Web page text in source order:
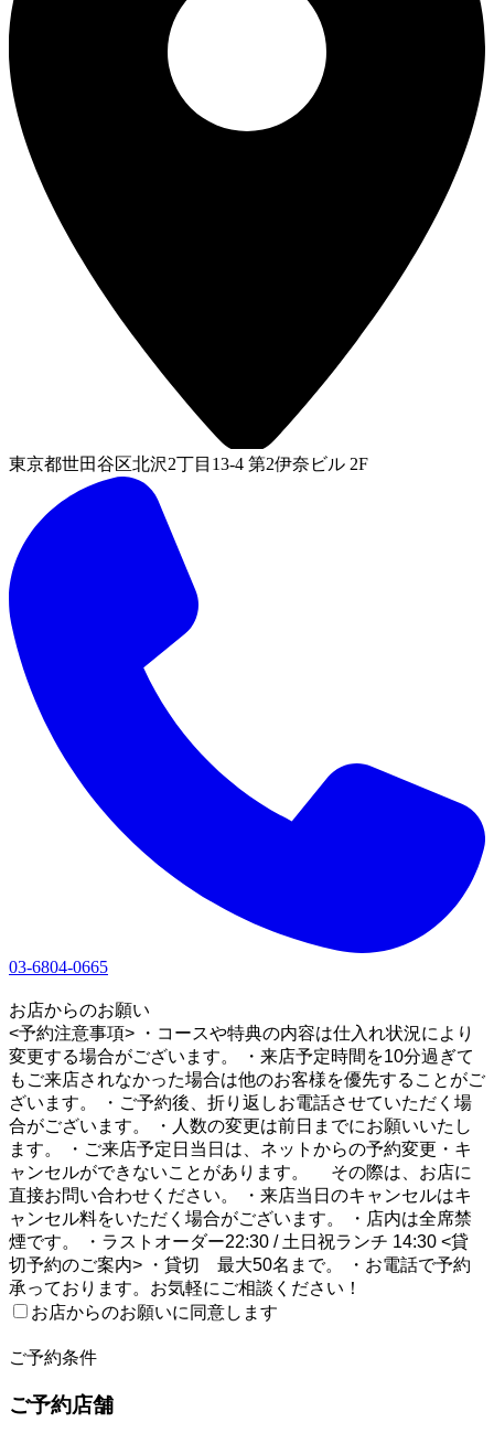
東京都世田谷区北沢2丁目13-4 第2伊奈ビル 2F
03-6804-0665
お店からのお願い
<予約注意事項> ・コースや特典の内容は仕入れ状況により
変更する場合がございます。 ・来店予定時間を10分過ぎて
もご来店されなかった場合は他のお客様を優先することがご
ざいます。 ・ご予約後、折り返しお電話させていただく場
合がございます。 ・人数の変更は前日までにお願いいたし
ます。 ・ご来店予定日当日は、ネットからの予約変更・キ
ャンセルができないことがあります。 その際は、お店に
直接お問い合わせください。 ・来店当日のキャンセルはキ
ャンセル料をいただく場合がございます。 ・店内は全席禁
煙です。 ・ラストオーダー22:30 / 土日祝ランチ 14:30 <貸
切予約のご案内> ・貸切 最大50名まで。 ・お電話で予約
承っております。お気軽にご相談ください！
お店からのお願いに同意します
ご予約条件
ご予約店舗